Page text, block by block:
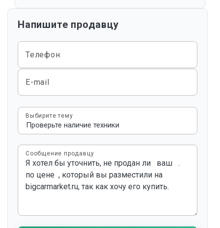
Напишите продавцу
Телефон
E-mail
Выбирите тему
Сообщение продавцу